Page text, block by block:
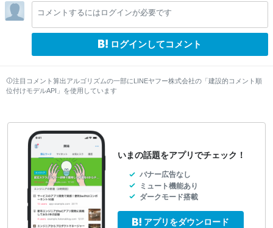
コメントするにはログインが必要です
ログインしてコメント
注目コメント算出アルゴリズムの一部にLINEヤフー株式会社の「建設的コメント順
位付けモデルAPI」を使用しています
いまの話題をアプリでチェック！
バナー広告なし
ミュート機能あり
ダークモード搭載
アプリをダウンロード